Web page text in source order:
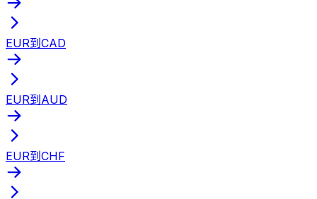
EUR到CAD
EUR到AUD
EUR到CHF